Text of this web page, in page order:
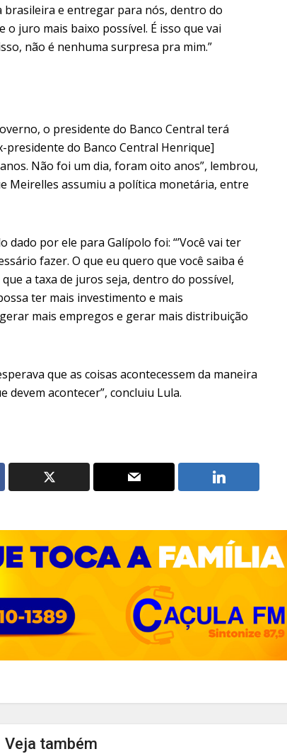
e entregar para nós, dentro do
o juro mais baixo possível. É isso que vai
não é nenhuma surpresa pra mim.”
o presidente do Banco Central terá
presidente do Banco Central Henrique]
Não foi um dia, foram oito anos”, lembrou,
Meirelles assumiu a política monetária, entre
dado por ele para Galípolo foi: “’Você vai ter
fazer. O que eu quero que você saiba é
a taxa de juros seja, dentro do possível,
ter mais investimento e mais
mais empregos e gerar mais distribuição
que as coisas acontecessem da maneira
devem acontecer”, concluiu Lula.
Veja também